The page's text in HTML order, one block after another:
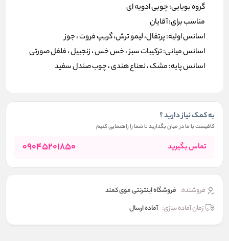
گروه بویایی: چوبی ادویه ای
مناسب برای: آقایان
اسانس اولیه: پرتقال، لیمو ترش، گریپ فروت ، جوز
اسانس میانی: ترکیبات سبز ، خس خس ، زنجبیل ، فلفل صورتی
اسانس پایه: مشک ، نعناع هندی ، چوب صندل سفید
به کمک نیاز دارید ؟
کافیست با ما در میان بگذارید تا شما را راهنمایی کنیم
تماس بگیرید 09045201850
فروشنده: فروشگاه اینترنتی موی کمند
زمان آماده سازی: آماده ارسال